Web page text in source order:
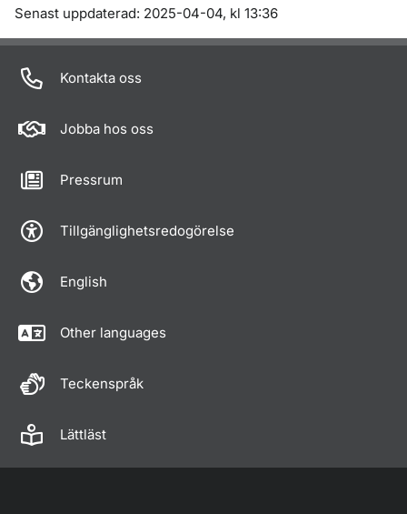
Om sidan
Senast uppdaterad: 2025-04-04, kl 13:36
Kontakta oss
Jobba hos oss
Pressrum
Tillgänglighetsredogörelse
English
Other languages
Teckenspråk
Lättläst